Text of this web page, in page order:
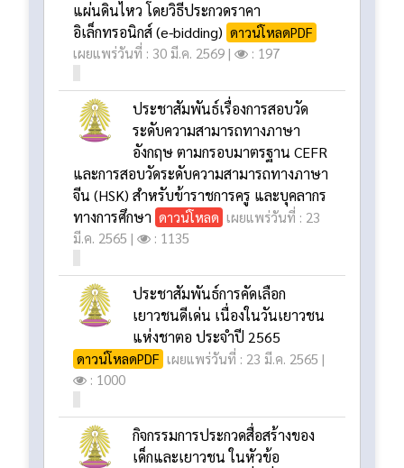
แผ่นดินไหว โดยวิธีประกวดราคา
อิเล็กทรอนิกส์ (e-bidding) ดาวน์โหลดPDF
เผยแพร่วันที่ : 30 มี.ค. 2569 |
: 197
ประชาสัมพันธ์เรื่องการสอบวัด
ระดับความสามารถทางภาษา
อังกฤษ ตามกรอบมาตรฐาน CEFR
และการสอบวัดระดับความสามารถทางภาษา
จีน (HSK) สำหรับข้าราชการครู และบุคลากร
ทางการศึกษา ดาวน์โหลด เผยแพร่วันที่ : 23
มี.ค. 2565 |
: 1135
ประชาสัมพันธ์การคัดเลือก
เยาวชนดีเด่น เนื่องในวันเยาวชน
แห่งชาตอ ประจำปี 2565
ดาวน์โหลดPDF เผยแพร่วันที่ : 23 มี.ค. 2565 |
: 1000
กิจกรรมการประกวดสื่อสร้างของ
เด็กและเยาวชน ในหัวข้อ